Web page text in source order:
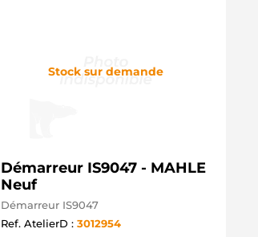
Stock sur demande
Démarreur IS9047 - MAHLE
Neuf
Démarreur IS9047
Ref. AtelierD : 3012954